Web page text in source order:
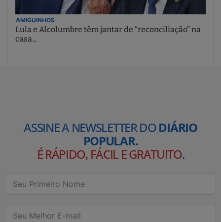
AMIGUINHOS
Lula e Alcolumbre têm jantar de “reconciliação” na
casa...
ASSINE A NEWSLETTER DODIÁRIO
POPULAR.
É RÁPIDO, FÁCIL E GRATUITO.